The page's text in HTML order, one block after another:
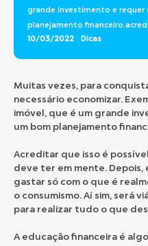
grande investimento e requer
planejamento
10/03/2022 Dicas
Muitas vezes, para
necessário economizar.
imóvel, que é um grande
um bom planejamento
Acreditar que isso é
deve ter em mente.
gastar só com o que é
o consumismo. Aí sim, será
para realizar tudo o que
A educação financeira é